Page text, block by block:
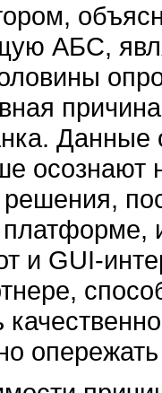
АБС,
Данные
осознают
решения,
и GUI-